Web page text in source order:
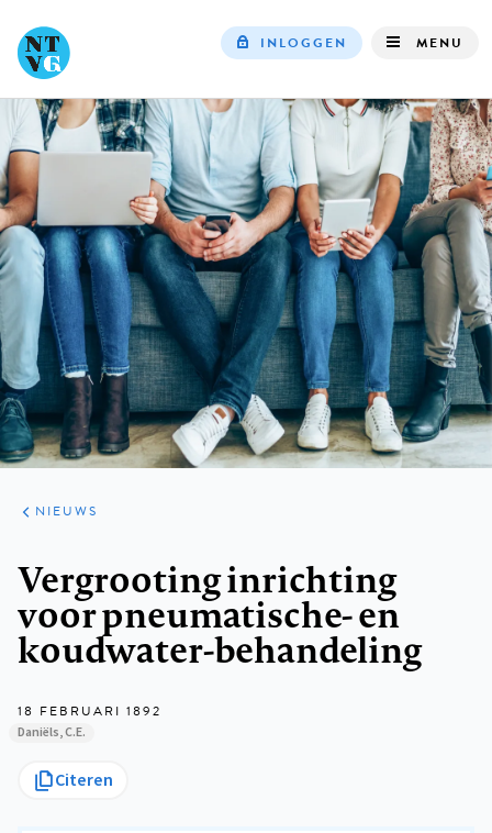
navigation
INLOGGEN MENU
ARTIKELEN
HET
KORT
NIEUWS
Vergrooting inrichting
voor pneumatische- en
koudwater-behandeling
18 FEBRUARI 1892
Daniëls, C.E.
Citeren